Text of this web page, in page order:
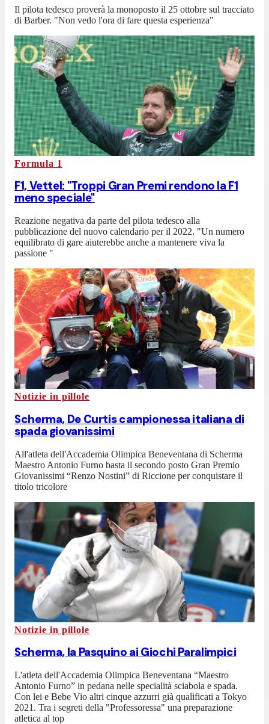
Il pilota tedesco proverà la monoposto il 25 ottobre sul tracciato
di Barber. "Non vedo l'ora di fare questa esperienza"
Formula 1
F1, Vettel: "Troppi Gran Premi rendono la F1
meno speciale"
Reazione negativa da parte del pilota tedesco alla
pubblicazione del nuovo calendario per il 2022. "Un numero
equilibrato di gare aiuterebbe anche a mantenere viva la
passione "
Notizie in pillole
Scherma, De Curtis campionessa italiana di
spada giovanissimi
All'atleta dell'Accademia Olimpica Beneventana di Scherma
Maestro Antonio Furno basta il secondo posto Gran Premio
Giovanissimi “Renzo Nostini” di Riccione per conquistare il
titolo tricolore
Notizie in pillole
Scherma, la Pasquino ai Giochi Paralimpici
L'atleta dell'Accademia Olimpica Beneventana “Maestro
Antonio Furno” in pedana nelle specialità sciabola e spada.
Con lei e Bebe Vio altri cinque azzurri già qualificati a Tokyo
2021. Tra i segreti della "Professoressa" una preparazione
atletica al top